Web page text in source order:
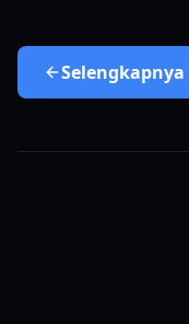
Selengkapnya